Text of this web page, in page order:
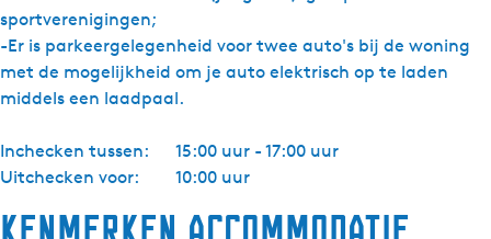
sportverenigingen;
-Er is parkeergelegenheid voor twee auto's bij de woning
met de mogelijkheid om je auto elektrisch op te laden
middels een laadpaal.
Inchecken tussen:
15:00 uur - 17:00 uur
Uitchecken voor:
10:00 uur